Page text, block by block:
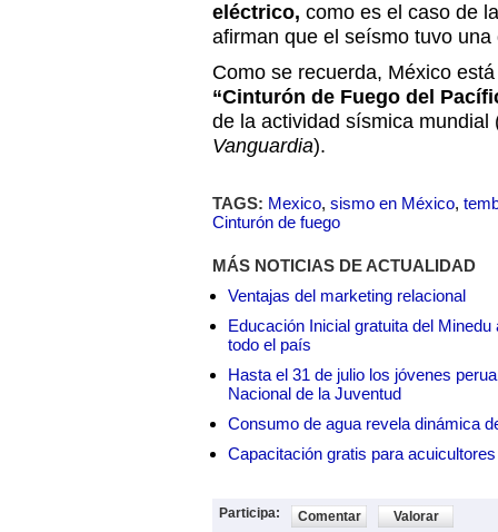
eléctrico, como es el caso de
afirman que el seísmo tuvo
Como se recuerda, México
“Cinturón de Fuego del
de la actividad sísmica
Vanguardia).
TAGS: Mexico, sismo en México,
Cinturón de fuego
MÁS NOTICIAS DE ACTUALIDAD
Ventajas del marketing relacional
Educación Inicial gratuita del
todo el país
Hasta el 31 de julio los jóvenes
Nacional de la Juventud
Consumo de agua revela dinámica
Capacitación gratis para
Participa: Comentar Valorar